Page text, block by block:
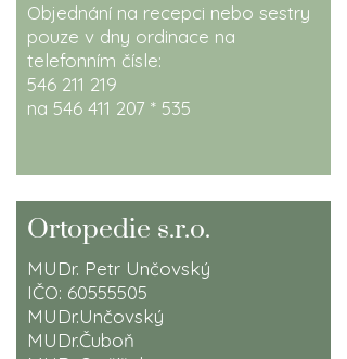
Objednání na recepci nebo sestry
pouze v dny ordinace na
telefonním čísle:
546 211 219
na 546 411 207 * 535
Ortopedie s.r.o.
MUDr. Petr Unčovský
IČO: 60555505
MUDr.Unčovský
MUDr.Čuboň